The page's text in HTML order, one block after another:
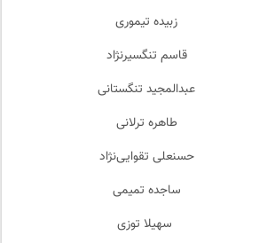
زبیده تیموری
قاسم تنگسیرنژاد
عبدالمجید تنگستانی
طاهره ترلانی
حسنعلی تقوایی‌نژاد
ساجده تمیمی
سهیلا توزی